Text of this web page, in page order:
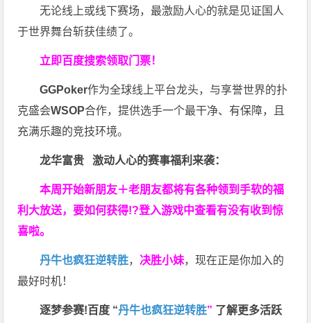
无论线上或线下赛场，最激励人心的就是见证国人
于世界舞台斩获佳绩了。
立即百度搜索领取门票！
GGPoker作为全球线上平台龙头，与享誉世界的扑
克盛会WSOP合作，提供选手一个最干净、有保障，且
充满乐趣的竞技环境。
龙华富贵 激动人心的赛事福利来袭：
本周开始新朋友＋老朋友都将有各种领到手软的福
利大放送，要如何获得!?登入游戏中查看有没有收到惊
喜啦。
丹牛也疯狂逆转胜，决胜小妹，现在正是你加入的
最好时机！
逐梦参赛!百度 “丹牛也疯狂逆转胜” 了解更多活跃